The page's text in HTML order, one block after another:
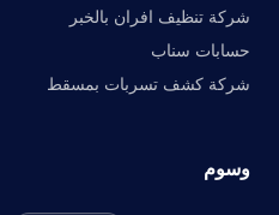
شركة تنظيف افران بالخبر
حسابات سناب
شركة كشف تسربات بمسقط
وسوم